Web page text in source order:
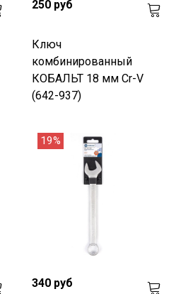
250 руб
Ключ
комбинированный
КОБАЛЬТ 18 мм Cr-V
(642-937)
19%
340 руб